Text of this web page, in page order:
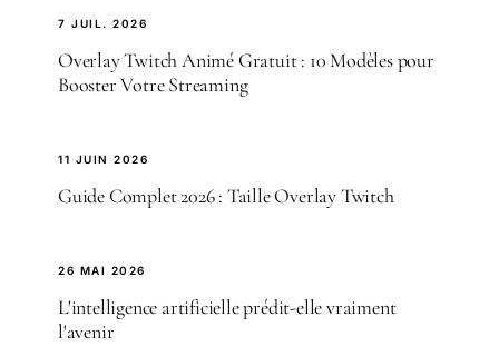
7 JUIL. 2026
Overlay Twitch Animé Gratuit : 10 Modèles pour
Booster Votre Streaming
11 JUIN 2026
Guide Complet 2026 : Taille Overlay Twitch
26 MAI 2026
L'intelligence artificielle prédit-elle vraiment
l'avenir